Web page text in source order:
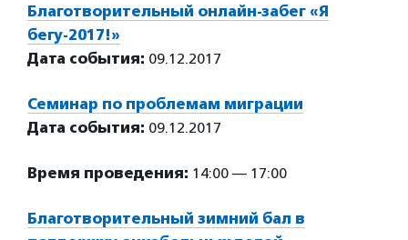
Благотворительный онлайн-забег «Я
бегу-2017!»
Дата события: 09.12.2017
Семинар по проблемам миграции
Дата события: 09.12.2017
Время проведения: 14:00 — 17:00
Благотворительный зимний бал в